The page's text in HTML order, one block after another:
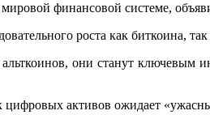
финансовой системе,
роста как биткоина,
они станут ключевым
активов ожидает